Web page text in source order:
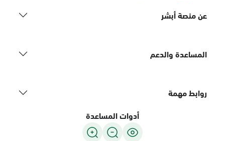
عن منصة أبشر
المساعدة والدعم
روابط مهمة
أدوات المساعدة